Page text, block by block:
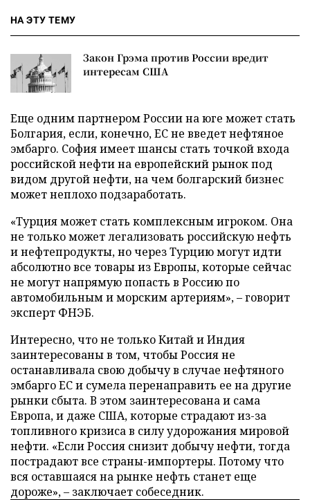
НА ЭТУ ТЕМУ
Закон Грэма против России вредит
интересам США
Еще одним партнером России на юге может стать
Болгария, если, конечно, ЕС не введет нефтяное
эмбарго. София имеет шансы стать точкой входа
российской нефти на европейский рынок под
видом другой нефти, на чем болгарский бизнес
может неплохо подзаработать.
«Турция может стать комплексным игроком. Она
не только может легализовать российскую нефть
и нефтепродукты, но через Турцию могут идти
абсолютно все товары из Европы, которые сейчас
не могут напрямую попасть в Россию по
автомобильным и морским артериям», – говорит
эксперт ФНЭБ.
Интересно, что не только Китай и Индия
заинтересованы в том, чтобы Россия не
останавливала свою добычу в случае нефтяного
эмбарго ЕС и сумела перенаправить ее на другие
рынки сбыта. В этом заинтересована и сама
Европа, и даже США, которые страдают из-за
топливного кризиса в силу удорожания мировой
нефти. «Если Россия снизит добычу нефти, тогда
пострадают все страны-импортеры. Потому что
вся оставшаяся на рынке нефть станет еще
дороже», – заключает собеседник.